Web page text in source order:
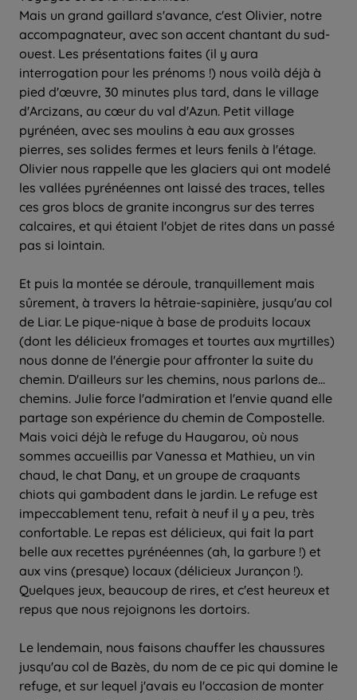
Mais un grand gaillard s'avance, c'est Olivier, notre
accompagnateur, avec son accent chantant du sud-
ouest. Les présentations faites (il y aura
interrogation pour les prénoms !) nous voilà déjà à
pied d'œuvre, 30 minutes plus tard, dans le village
d'Arcizans, au cœur du val d'Azun. Petit village
pyrénéen, avec ses moulins à eau aux grosses
pierres, ses solides fermes et leurs fenils à l'étage.
Olivier nous rappelle que les glaciers qui ont modelé
les vallées pyrénéennes ont laissé des traces, telles
ces gros blocs de granite incongrus sur des terres
calcaires, et qui étaient l'objet de rites dans un passé
pas si lointain.
Et puis la montée se déroule, tranquillement mais
sûrement, à travers la hêtraie-sapinière, jusqu'au col
de Liar. Le pique-nique à base de produits locaux
(dont les délicieux fromages et tourtes aux myrtilles)
nous donne de l'énergie pour affronter la suite du
chemin. D'ailleurs sur les chemins, nous parlons de...
chemins. Julie force l'admiration et l'envie quand elle
partage son expérience du chemin de Compostelle.
Mais voici déjà le refuge du Haugarou, où nous
sommes accueillis par Vanessa et Mathieu, un vin
chaud, le chat Dany, et un groupe de craquants
chiots qui gambadent dans le jardin. Le refuge est
impeccablement tenu, refait à neuf il y a peu, très
confortable. Le repas est délicieux, qui fait la part
belle aux recettes pyrénéennes (ah, la garbure !) et
aux vins (presque) locaux (délicieux Jurançon !).
Quelques jeux, beaucoup de rires, et c'est heureux et
repus que nous rejoignons les dortoirs.
Le lendemain, nous faisons chauffer les chaussures
jusqu'au col de Bazès, du nom de ce pic qui domine le
refuge, et sur lequel j'avais eu l'occasion de monter